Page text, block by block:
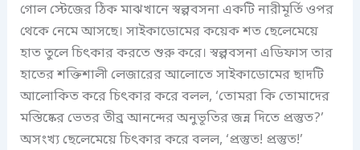
গোল স্টেজের ঠিক মাঝখানে স্বল্পবসনা একটি নারীমূর্তি ওপর
থেকে নেমে আসছে। সাইকাডোমের কয়েক শত ছেলেমেয়ে
হাত তুলে চিৎকার করতে শুরু করে। স্বল্পবসনা এডিফাস তার
হাতের শক্তিশালী লেজারের আলোতে সাইকাডোমের ছাদটি
আলোকিত করে চিৎকার করে বলল, ‘তোমরা কি তোমাদের
মস্তিষ্কের ভেতর তীব্র আনন্দের অনুভূতির জন্ন দিতে প্রস্তুত?’
অসংখ্য ছেলেমেয়ে চিৎকার করে বলল, ‘প্রস্তুত! প্রস্তুত!’